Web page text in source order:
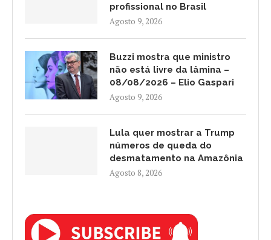
profissional no Brasil
Agosto 9, 2026
Buzzi mostra que ministro
não está livre da lâmina –
08/08/2026 – Elio Gaspari
Agosto 9, 2026
Lula quer mostrar a Trump
números de queda do
desmatamento na Amazônia
Agosto 8, 2026